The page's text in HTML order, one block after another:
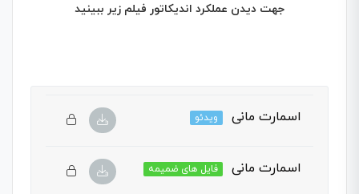
جهت دیدن عملکرد اندیکاتور فیلم زیر ببینید
اسمارت مانی ویدئو
اسمارت مانی فایل های ضمیمه